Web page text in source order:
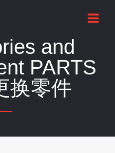
and
PARTS
换零件